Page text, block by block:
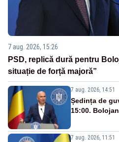
7 aug. 2026, 15:26
PSD, replică dură pentru
situație de forță majoră”
7 aug. 2026, 14:51
Ședința de
15:00.
7 aug. 2026, 11:51